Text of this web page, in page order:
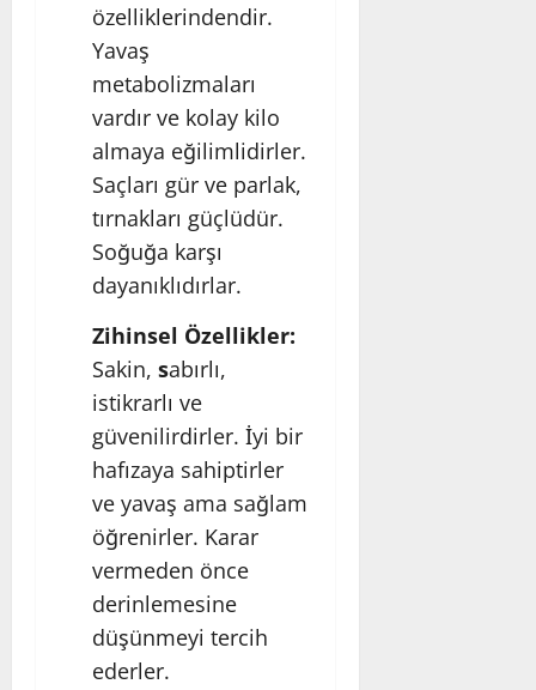
özelliklerindendir.
Yavaş
metabolizmaları
vardır ve kolay kilo
almaya eğilimlidirler.
Saçları gür ve parlak,
tırnakları güçlüdür.
Soğuğa karşı
dayanıklıdırlar.
Zihinsel Özellikler:
Sakin, sabırlı,
istikrarlı ve
güvenilirdirler. İyi bir
hafızaya sahiptirler
ve yavaş ama sağlam
öğrenirler. Karar
vermeden önce
derinlemesine
düşünmeyi tercih
ederler.